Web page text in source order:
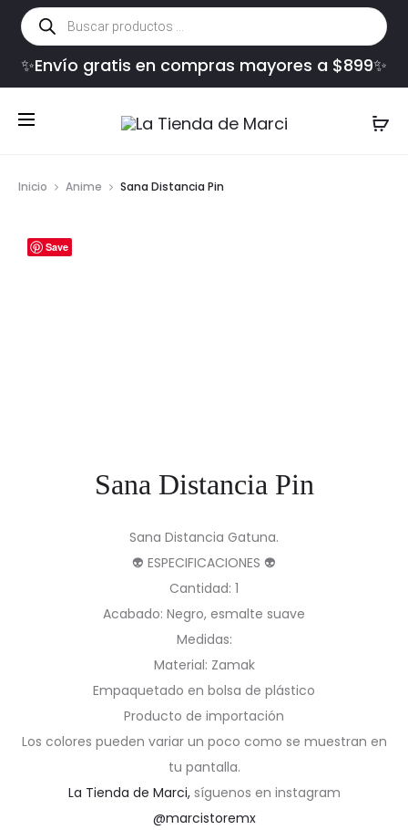
Búsqueda
de
productos
✨Envío gratis en compras mayores a $899✨
Inicio Anime Sana Distancia Pin
Save
Sana Distancia Pin
Sana Distancia Gatuna.
👽 ESPECIFICACIONES 👽
Cantidad: 1
Acabado: Negro, esmalte suave
Medidas:
Material: Zamak
Empaquetado en bolsa de plástico
Producto de importación
Los colores pueden variar un poco como se muestran en
tu pantalla.
La Tienda de Marci, síguenos en instagram
@marcistoremx